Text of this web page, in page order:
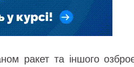
ракет та іншого